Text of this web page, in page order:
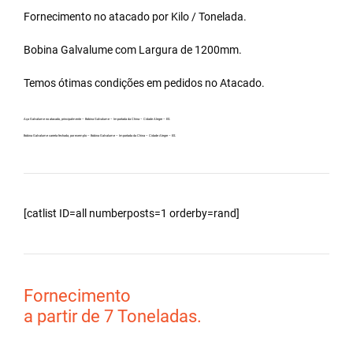
Fornecimento no atacado por Kilo / Tonelada.
Bobina Galvalumecom Largura de 1200mm.
Temos ótimas condições em pedidos no Atacado.
Aço Galvalume no atacado, principalmente – Bobina Galvalume – Importada da China – Cidade Alegre – ES.
Bobina Galvalume carreta fechada, por exemplo – Bobina Galvalume – Importada da China – Cidade Alegre – ES.
[catlist ID=all numberposts=1 orderby=rand]
Fornecimento
a partir de 7 Toneladas.